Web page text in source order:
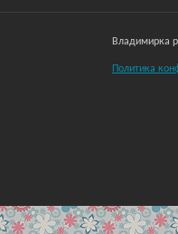
Владимирка
Политика